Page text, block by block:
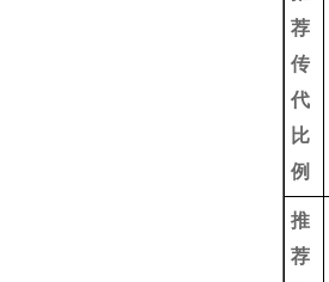
荐
传
代
比
例
推
荐